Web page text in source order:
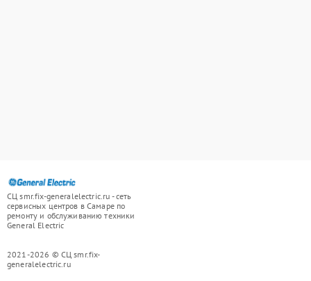
СЦ smr.fix-generalelectric.ru - сеть
сервисных центров в Самаре по
ремонту и обслуживанию техники
General Electric
2021-2026 © СЦ smr.fix-
generalelectric.ru